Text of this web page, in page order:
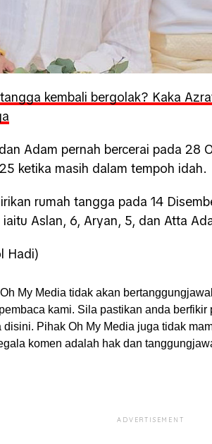
kembali bergolak? Kaka
Adam pernah bercerai pada 28
ketika masih dalam tempoh idah.
rumah tangga pada 14
Aslan, 6, Aryan, 5, dan Atta
Hadi)
My Media tidak akan
kami. Sila pastikan anda
Pihak Oh My Media juga tidak
komen adalah hak dan
ADVERTISEMENT